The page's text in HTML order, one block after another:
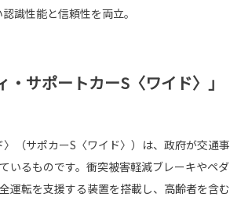
識性能と信頼性を両立。
サポートカーS〈ワイド〉」
（サポカーS〈ワイド〉）は、政府が交通事
いるものです。衝突被害軽減ブレーキやペダ
運転を支援する装置を搭載し、高齢者を含む